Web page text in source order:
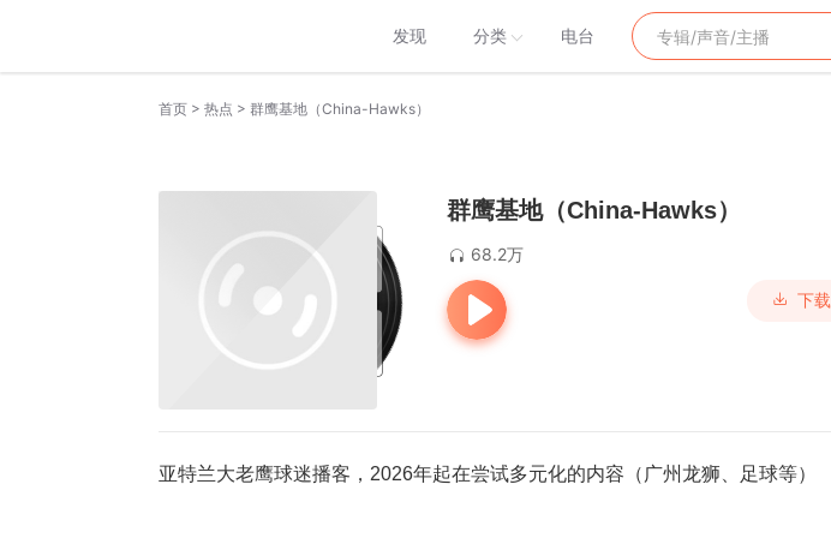
发现 分类 电台
首页 > 热点 > 群鹰基地（China-Hawks）
群鹰基地（China-Hawks）
68.2万
下载
亚特兰大老鹰球迷播客，2026年起在尝试多元化的内容（广州龙狮、足球等）